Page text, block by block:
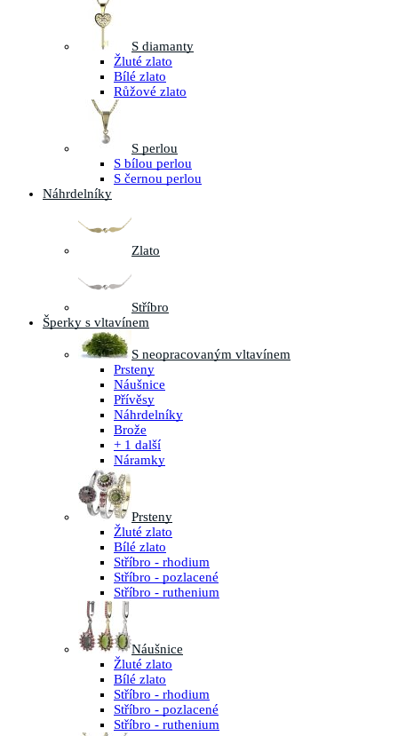
S diamanty
Žluté zlato
Bílé zlato
Růžové zlato
S perlou
S bílou perlou
S černou perlou
Náhrdelníky
Zlato
Stříbro
Šperky s vltavínem
S neopracovaným vltavínem
Prsteny
Náušnice
Přívěsy
Náhrdelníky
Brože
+ 1 další
Náramky
Prsteny
Žluté zlato
Bílé zlato
Stříbro - rhodium
Stříbro - pozlacené
Stříbro - ruthenium
Náušnice
Žluté zlato
Bílé zlato
Stříbro - rhodium
Stříbro - pozlacené
Stříbro - ruthenium